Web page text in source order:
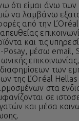
ότι είμαι άνω
να λαμβάνω
από την
και τις
Posay, μέσω email,
των
της L’Oréal Hellas
στα
σε
και μέσα